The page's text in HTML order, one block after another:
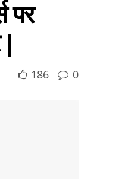
पर
|
186 0